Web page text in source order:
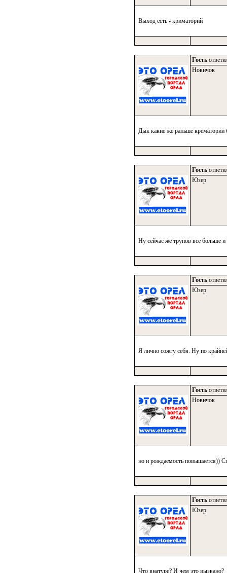
Выход есть - криматорий
Гость
Новичок
Дык какие же раньше
Гость
Юзер
Ну сейчас же трупов все больше
Гость
Юзер
Я лично сожгу себя. Ну по
Гость
Новичок
но и рождаемость повышается))
Гость
Юзер
Что внатуре? И чем это вызвано?